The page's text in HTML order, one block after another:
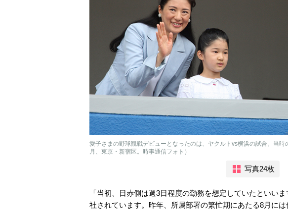
愛子さまの野球観戦デビューとなったのは、ヤクルトvs横浜の試合。当時
月、東京・新宿区。時事通信フォト）
写真24枚
「当初、日赤側は週3日程度の勤務を想定していたといい
社されています。昨年、所属部署の繁忙期にあたる8月には